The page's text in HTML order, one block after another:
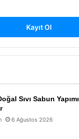
Kayıt Ol
Sıvı Sabun
6 Ağustos 2026